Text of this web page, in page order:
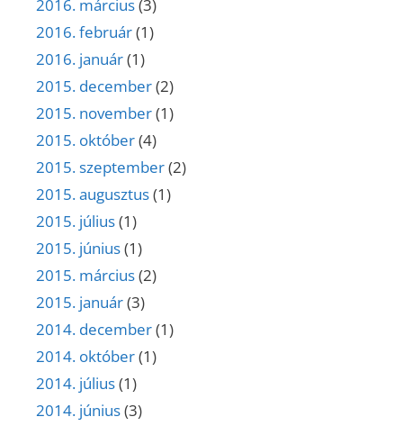
2016. március(3)
2016. február(1)
2016. január(1)
2015. december(2)
2015. november(1)
2015. október(4)
2015. szeptember(2)
2015. augusztus(1)
2015. július(1)
2015. június(1)
2015. március(2)
2015. január(3)
2014. december(1)
2014. október(1)
2014. július(1)
2014. június(3)